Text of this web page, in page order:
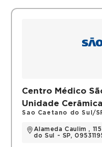
Mandaqui (2019
SBEM
Centro Médico
Unidade Cerâmica
Sao Caetano do Sul/
Alameda Caulim ,
do Sul - SP,